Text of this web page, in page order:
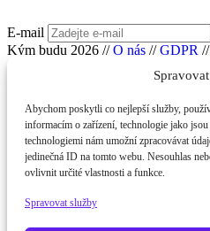
Abychom poskytli co nejlepší služby,
informacím o zařízení, technologie jako
technologiemi nám umožní zpracovávat
jedinečná ID na tomto webu. Nesouhlas
ovlivnit určité vlastnosti a funkce.
Spravovat služby
E-mail
Kým budu 2026 // O nás // GDPR //